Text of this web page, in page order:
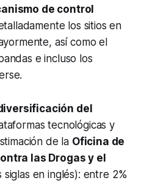
de control
los sitios en
así como el
e incluso los
del
tecnológicas y
de la Oficina de
las Drogas y el
siglas en inglés): entre 2%